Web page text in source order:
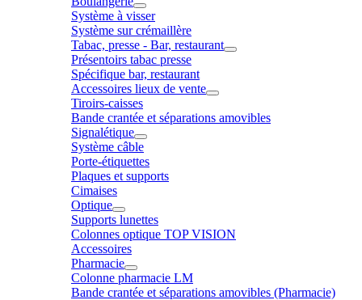
Système à visser
Système sur crémaillère
Tabac, presse - Bar, restaurant
Présentoirs tabac presse
Spécifique bar, restaurant
Accessoires lieux de vente
Tiroirs-caisses
Bande crantée et séparations amovibles
Signalétique
Système câble
Porte-étiquettes
Plaques et supports
Cimaises
Optique
Supports lunettes
Colonnes optique TOP VISION
Accessoires
Pharmacie
Colonne pharmacie LM
Bande crantée et séparations amovibles (Pharmacie)